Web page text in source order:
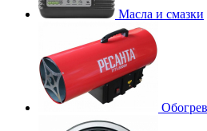
Масла и смазки